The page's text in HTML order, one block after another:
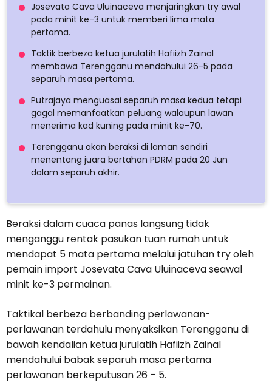
Josevata Cava Uluinaceva menjaringkan try awal
pada minit ke-3 untuk memberi lima mata
pertama.
Taktik berbeza ketua jurulatih Hafiizh Zainal
membawa Terengganu mendahului 26-5 pada
separuh masa pertama.
Putrajaya menguasai separuh masa kedua tetapi
gagal memanfaatkan peluang walaupun lawan
menerima kad kuning pada minit ke-70.
Terengganu akan beraksi di laman sendiri
menentang juara bertahan PDRM pada 20 Jun
dalam separuh akhir.
Beraksi dalam cuaca panas langsung tidak
menganggu rentak pasukan tuan rumah untuk
mendapat 5 mata pertama melalui jatuhan try oleh
pemain import Josevata Cava Uluinaceva seawal
minit ke-3 permainan.
Taktikal berbeza berbanding perlawanan-
perlawanan terdahulu menyaksikan Terengganu di
bawah kendalian ketua jurulatih Hafiizh Zainal
mendahului babak separuh masa pertama
perlawanan berkeputusan 26 – 5.